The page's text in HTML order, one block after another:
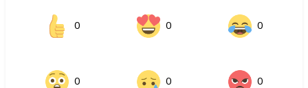
0 0 0
0 0 0